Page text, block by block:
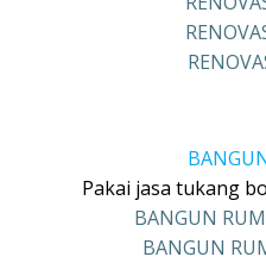
Pakai jasa tukang
BANGUN
BANGUN